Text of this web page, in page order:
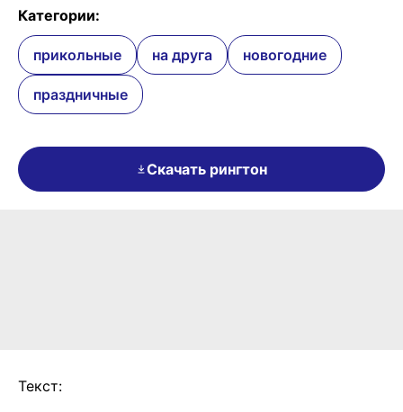
Категории:
прикольные на друга новогодние
праздничные
Скачать рингтон
Текст: